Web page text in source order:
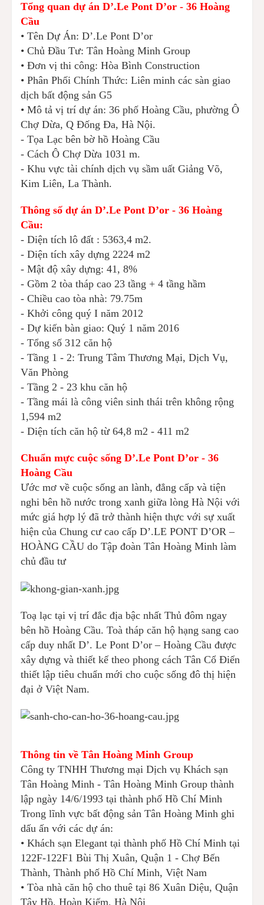
Tổng quan dự án D’.Le Pont D’or - 36 Hoàng
Cầu
• Tên Dự Án: D’.Le Pont D’or
• Chủ Đầu Tư: Tân Hoàng Minh Group
• Đơn vị thi công: Hòa Bình Construction
• Phân Phối Chính Thức: Liên minh các sàn giao
dịch bất động sản G5
• Mô tả vị trí dự án: 36 phố Hoàng Cầu, phường Ô
Chợ Dừa, Q Đống Đa, Hà Nội.
- Tọa Lạc bên bờ hồ Hoàng Cầu
- Cách Ô Chợ Dừa 1031 m.
- Khu vực tài chính dịch vụ sầm uất Giảng Võ,
Kim Liên, La Thành.
Thông số dự án D’.Le Pont D’or - 36 Hoàng
Cầu:
- Diện tích lô đất : 5363,4 m2.
- Diện tích xây dựng 2224 m2
- Mật độ xây dựng: 41, 8%
- Gồm 2 tòa tháp cao 23 tầng + 4 tầng hầm
- Chiều cao tòa nhà: 79.75m
- Khởi công quý I năm 2012
- Dự kiến bàn giao: Quý 1 năm 2016
- Tổng số 312 căn hộ
- Tầng 1 - 2: Trung Tâm Thương Mại, Dịch Vụ,
Văn Phòng
- Tầng 2 - 23 khu căn hộ
- Tầng mái là công viên sinh thái trên không rộng
1,594 m2
- Diện tích căn hộ từ 64,8 m2 - 411 m2
Chuẩn mực cuộc sống D’.Le Pont D’or - 36
Hoàng Cầu
Ước mơ về cuộc sống an lành, đẳng cấp và tiện
nghi bên hồ nước trong xanh giữa lòng Hà Nội với
mức giá hợp lý đã trở thành hiện thực với sự xuất
hiện của Chung cư cao cấp D’.LE PONT D’OR –
HOÀNG CẦU do Tập đoàn Tân Hoàng Minh làm
chủ đầu tư
Toạ lạc tại vị trí đắc địa bậc nhất Thủ đôm ngay
bên hồ Hoàng Cầu. Toà tháp căn hộ hạng sang cao
cấp duy nhất D’. Le Pont D’or – Hoàng Cầu được
xây dựng và thiết kế theo phong cách Tân Cổ Điển
thiết lập tiêu chuẩn mới cho cuộc sống đô thị hiện
đại ở Việt Nam.
Thông tin về Tân Hoàng Minh Group
Công ty TNHH Thương mại Dịch vụ Khách sạn
Tân Hoàng Minh - Tân Hoàng Minh Group thành
lập ngày 14/6/1993 tại thành phố Hồ Chí Minh
Trong lĩnh vực bất động sản Tân Hoàng Minh ghi
dấu ấn với các dự án:
• Khách sạn Elegant tại thành phố Hồ Chí Minh tại
122F-122F1 Bùi Thị Xuân, Quận 1 - Chợ Bến
Thành, Thành phố Hồ Chí Minh, Việt Nam
• Tòa nhà căn hộ cho thuê tại 86 Xuân Diệu, Quận
Tây Hồ, Hoàn Kiếm, Hà Nội